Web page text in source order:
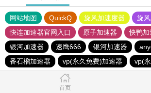
网站地图 QuickQ 旋风加速度器 旋
快连加速器官网入口
原子加速器 快鸭加
银河加速器
速鹰666 银河加速器
番石榴加速器
vp(永久免费)加速器 vp(
首页